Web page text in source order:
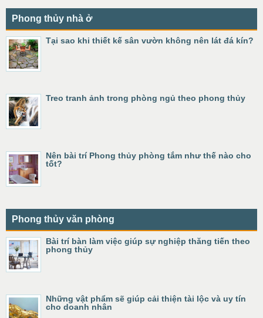
Phong thủy nhà ở
Tại sao khi thiết kế sân vườn không nên lát đá kín?
Treo tranh ảnh trong phòng ngủ theo phong thủy
Nên bài trí Phong thủy phòng tắm như thế nào cho
tốt?
Phong thủy văn phòng
Bài trí bàn làm việc giúp sự nghiệp thăng tiến theo
phong thủy
Những vật phẩm sẽ giúp cải thiện tài lộc và uy tín
cho doanh nhân